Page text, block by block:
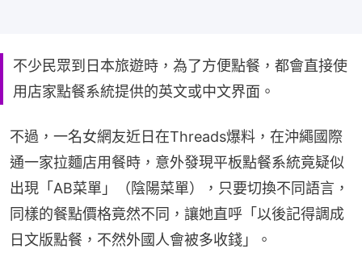
不少民眾到日本旅遊時，為了方便點餐，都會直接使
用店家點餐系統提供的英文或中文界面。
不過，一名女網友近日在Threads爆料，在沖繩國際
通一家拉麵店用餐時，意外發現平板點餐系統竟疑似
出現「AB菜單」（陰陽菜單），只要切換不同語言，
同樣的餐點價格竟然不同，讓她直呼「以後記得調成
日文版點餐，不然外國人會被多收錢」。